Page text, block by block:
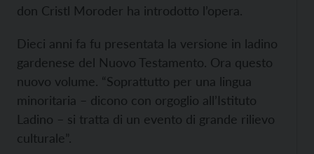
don Cristl Moroder ha introdotto l’opera.
Dieci anni fa fu presentata la versione in ladino
gardenese del Nuovo Testamento. Ora questo
nuovo volume. “Soprattutto per una lingua
minoritaria – dicono con orgoglio all’Istituto
Ladino – si tratta di un evento di grande rilievo
culturale”.